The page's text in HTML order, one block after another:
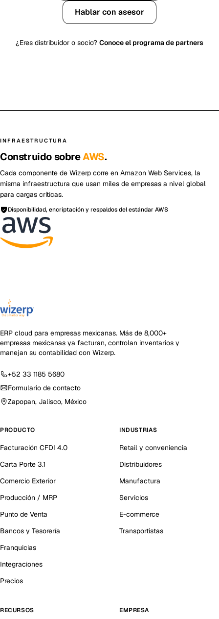
Hablar con asesor
¿Eres distribuidor o socio? Conoce el programa de partners
INFRAESTRUCTURA
Construido sobreAWS.
Cada componente de Wizerp corre en Amazon Web Services, la
misma infraestructura que usan miles de empresas a nivel global
para cargas críticas.
Disponibilidad, encriptación y respaldos del estándar AWS
ERP cloud para empresas mexicanas. Más de 8,000+
empresas mexicanas ya facturan, controlan inventarios y
manejan su contabilidad con Wizerp.
+52 33 1185 5680
Formulario de contacto
Zapopan, Jalisco, México
PRODUCTO
Facturación CFDI 4.0
Carta Porte 3.1
Comercio Exterior
Producción / MRP
Punto de Venta
Bancos y Tesorería
Franquicias
Integraciones
Precios
INDUSTRIAS
Retail y conveniencia
Distribuidores
Manufactura
Servicios
E-commerce
Transportistas
RECURSOS EMPRESA